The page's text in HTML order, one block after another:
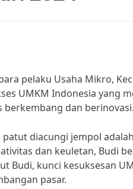
pelaku Usaha Mikro,
UMKM Indonesia yang
dan berinovasi.
diacungi jempol
dan keuletan, Budi
Budi, kunci kesuksesan
pasar.